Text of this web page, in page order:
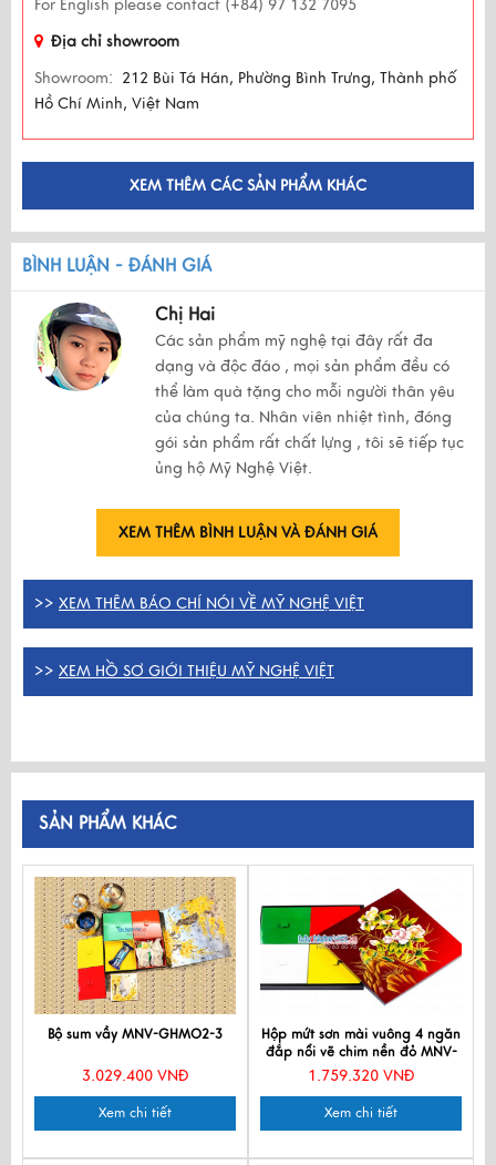
For English please contact (+84) 97 132 7095
Địa chỉ showroom
Showroom: 212 Bùi Tá Hán, Phường Bình Trưng, Thành phố
Hồ Chí Minh, Việt Nam
XEM THÊM CÁC SẢN PHẨM KHÁC
BÌNH LUẬN - ĐÁNH GIÁ
Chị Hai
Các sản phẩm mỹ nghệ tại đây rất đa
dạng và độc đáo , mọi sản phẩm đều có
thể làm quà tặng cho mỗi người thân yêu
của chúng ta. Nhân viên nhiệt tình, đóng
gói sản phẩm rất chất lựng , tôi sẽ tiếp tục
ủng hộ Mỹ Nghệ Việt.
XEM THÊM BÌNH LUẬN VÀ ĐÁNH GIÁ
>> XEM THÊM BÁO CHÍ NÓI VỀ MỸ NGHỆ VIỆT
>> XEM HỒ SƠ GIỚI THIỆU MỸ NGHỆ VIỆT
SẢN PHẨM KHÁC
Bộ sum vầy MNV-GHMO2-3
3.029.400 VNĐ
Xem chi tiết
Hộp mứt sơn mài vuông 4 ngăn
đắp nổi vẽ chim nền đỏ MNV-
HM04-1
1.759.320 VNĐ
Xem chi tiết